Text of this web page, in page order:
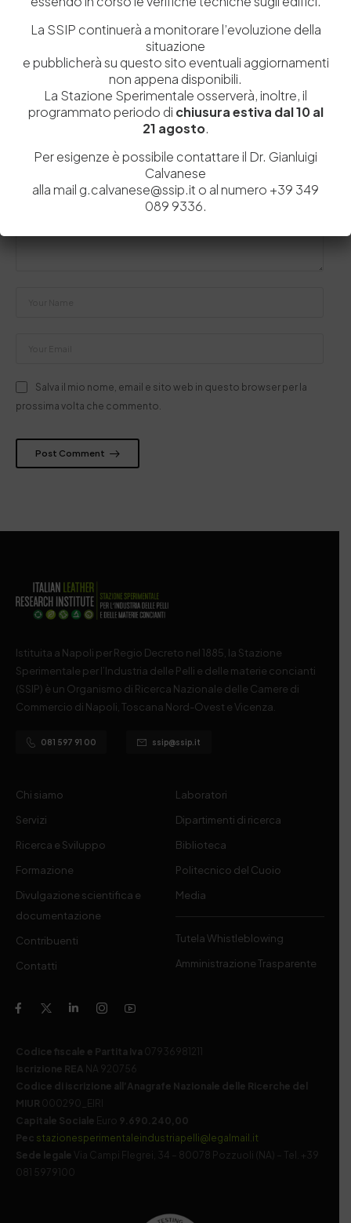
Lascia un commento
Il tuo indirizzo email non sarà pubblicato.
contrassegnati*
Salva il mio nome, email e sito web in questo browser per la
prossima volta che commento.
Post Comment
Istituita a Napoli per Regio Decreto nel 1885, la Stazione
Sperimentale per l’Industria delle Pelli e delle materie concianti
(SSIP) è un Organismo di Ricerca Nazionale delle Camere di
Commercio di Napoli, Toscana Nord-Ovest e Vicenza.
081 597 91 00 ssip@ssip.it
Chi siamo
Servizi
Ricerca e Sviluppo
Formazione
Divulgazione scientifica e
documentazione
Contribuenti
Contatti
Laboratori
Dipartimenti di ricerca
Biblioteca
Politecnico del Cuoio
Media
Tutela Whistleblowing
Amministrazione Trasparente
Codice fiscale e Partita Iva 07936981211
Iscrizione REA NA 920756
Codice di iscrizione all’Anagrafe Nazionale delle Ricerche del
MIUR 000290_EIRI
Capitale Sociale Euro 9.690.240,00
Pec stazionesperimentaleindustriapelli@legalmail.it
Sede legale
Via Campi Flegrei, 34 – 80078 Pozzuoli (NA) – Tel. +39
081 5979100
La SSIP continuerà a monitorare l’evoluzione della
situazione
e pubblicherà su questo sito eventuali aggiornamenti
non appena disponibili.
La Stazione Sperimentale osserverà, inoltre, il
programmato periodo di chiusura estiva dal 10 al
21 agosto.
Per esigenze è possibile contattare il Dr. Gianluigi
Calvanese
alla mail g.calvanese@ssip.it o al numero +39 349
089 9336.